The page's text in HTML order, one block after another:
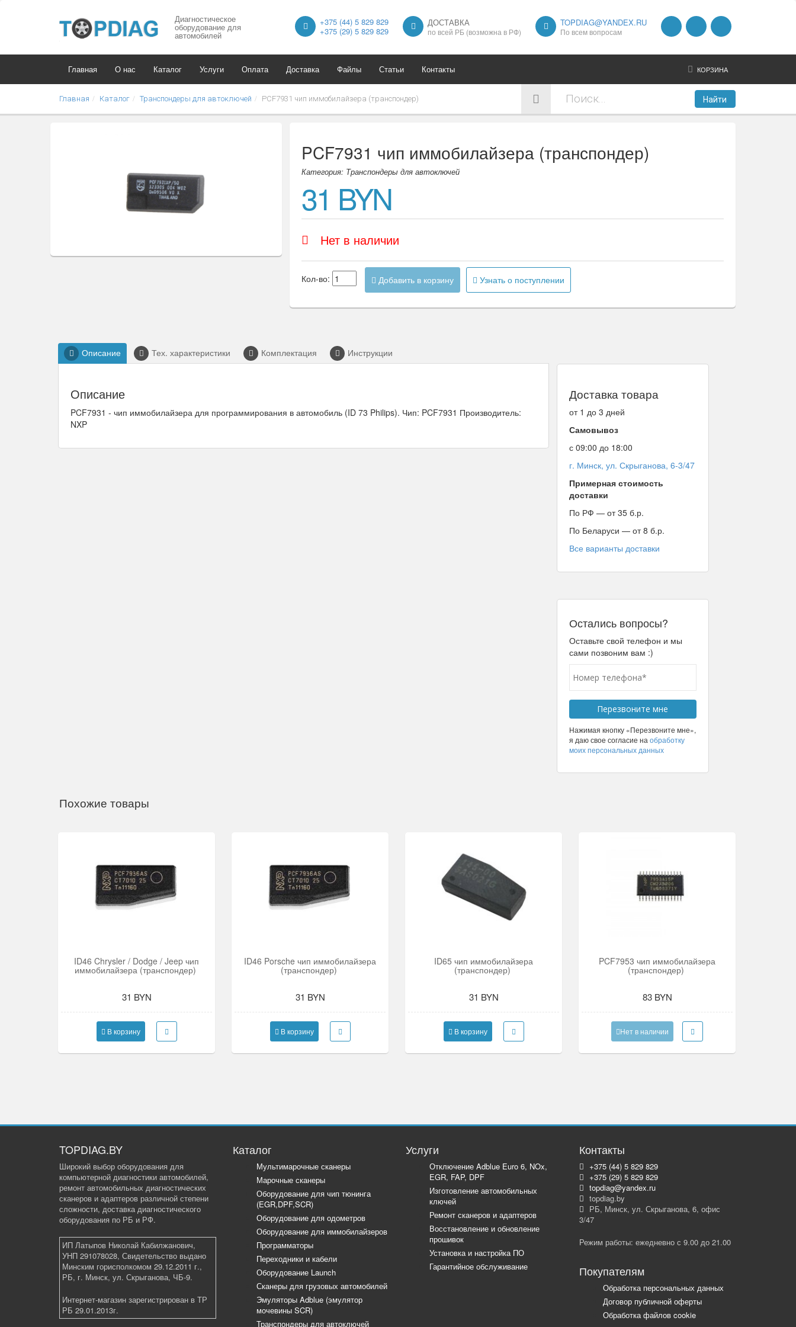
Диагностическое
оборудование для
автомобилей
+375 (44) 5 829 829
+375 (29) 5 829 829
ДОСТАВКА
по всей РБ (возможна в РФ)
TOPDIAG@YANDEX.RU
По всем вопросам
Главная О нас Каталог Услуги Оплата Доставка Файлы Статьи Контакты КОРЗИНА
Главная Каталог Транспондеры для автоключей PCF7931 чип иммобилайзера (транспондер) Найти
PCF7931 чип иммобилайзера (транспондер)
Категория: Транспондеры для автоключей
31 BYN
Нет в наличии
Кол-во: Добавить в корзину Узнать о поступлении
Описание Тех. характеристики Комплектация Инструкции
Описание
PCF7931 - чип иммобилайзера для программирования в автомобиль (ID 73 Philips). Чип: PCF7931 Производитель:
NXP
Доставка товара
от 1 до 3 дней
Самовывоз
с 09:00 до 18:00
г. Минск, ул. Скрыганова, 6-3/47
Примерная стоимость
доставки
По РФ — от 35 б.р.
По Беларуси — от 8 б.р.
Все варианты доставки
Остались вопросы?
Оставьте свой телефон и мы
сами позвоним вам :)
Нажимая кнопку «Перезвоните мне»,
я даю свое согласие на обработку
моих персональных данных
Похожие товары
ID46 Chrysler / Dodge / Jeep чип
иммобилайзера (транспондер)
31 BYN
В корзину
ID46 Porsche чип иммобилайзера
(транспондер)
31 BYN
В корзину
ID65 чип иммобилайзера
(транспондер)
31 BYN
В корзину
PCF7953 чип иммобилайзера
(транспондер)
83 BYN
Нет в наличии
TOPDIAG.BY
Широкий выбор оборудования для
компьютерной диагностики автомобилей,
ремонт автомобильных диагностических
сканеров и адаптеров различной степени
сложности, доставка диагностического
оборудования по РБ и РФ.
ИП Латыпов Николай Кабилжанович,
УНП 291078028, Свидетельство выдано
Минским горисполкомом 29.12.2011 г.,
РБ, г. Минск, ул. Скрыганова, ЧБ-9.
Интернет-магазин зарегистрирован в ТР
РБ 29.01.2013г.
Каталог
Мультимарочные сканеры
Марочные сканеры
Оборудование для чип тюнинга
(EGR,DPF,SCR)
Оборудование для одометров
Оборудование для иммобилайзеров
Программаторы
Переходники и кабели
Оборудование Launch
Сканеры для грузовых автомобилей
Эмуляторы Adblue (эмулятор
мочевины SCR)
Транспондеры для автоключей
Услуги
Отключение Adblue Euro 6, NOx,
EGR, FAP, DPF
Изготовление автомобильных
ключей
Ремонт сканеров и адаптеров
Восстановление и обновление
прошивок
Установка и настройка ПО
Гарантийное обслуживание
Контакты
+375 (44) 5 829 829
+375 (29) 5 829 829
topdiag@yandex.ru
topdiag.by
РБ, Минск, ул. Скрыганова, 6, офис
3/47
Режим работы: ежедневно с 9.00 до 21.00
Покупателям
Обработка персональных данных
Договор публичной оферты
Обработка файлов cookie